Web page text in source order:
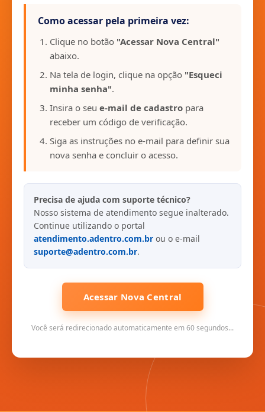
Como acessar pela primeira vez:
Clique no botão "Acessar Nova Central"
abaixo.
Na tela de login, clique na opção "Esqueci
minha senha".
Insira o seu e-mail de cadastro para
receber um código de verificação.
Siga as instruções no e-mail para definir sua
nova senha e concluir o acesso.
Precisa de ajuda com suporte técnico?
Nosso sistema de atendimento segue inalterado.
Continue utilizando o portal
atendimento.adentro.com.br ou o e-mail
suporte@adentro.com.br.
Acessar Nova Central
Você será redirecionado automaticamente em 60 segundos...